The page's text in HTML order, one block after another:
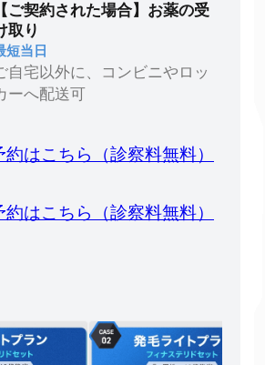
【ご契約された場合】お薬の受
取り
短当日
自宅以外に、コンビニやロッ
ーへ配送可
はこちら（診察料無料）
はこちら（診察料無料）